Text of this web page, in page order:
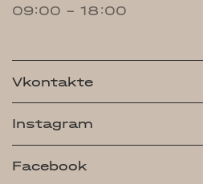
09:00 - 18:00
Vkontakte
Instagram
Facebook